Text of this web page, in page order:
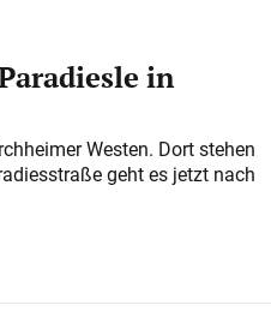
in
Westen. Dort stehen
geht es jetzt nach